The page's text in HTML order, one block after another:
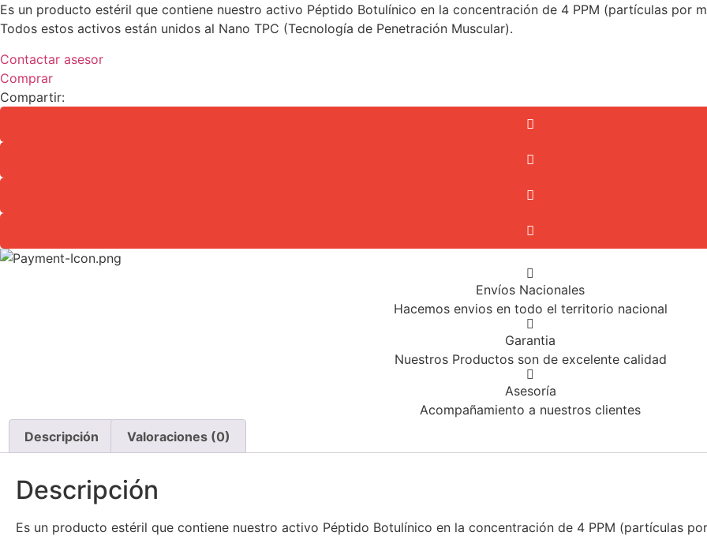
Es un producto estéril que contiene nuestro activo Péptido Botulínico en la concentración de 4 PPM (partículas por
Todos estos activos están unidos al Nano TPC (Tecnología de Penetración Muscular).
Contactar asesor
Comprar
Compartir:
Envíos Nacionales
Hacemos envios en todo el territorio nacional
Garantia
Nuestros Productos son de excelente calidad
Asesoría
Acompañamiento a nuestros clientes
Descripción
Valoraciones (0)
Descripción
Es un producto estéril que contiene nuestro activo Péptido Botulínico en la concentración de 4 PPM (partículas